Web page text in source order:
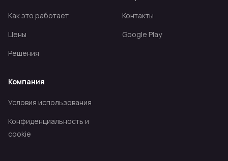
Как это работает
Цены
Решения
Контакты
Google Play
Компания
Условия использования
Конфиденциальность и
cookie